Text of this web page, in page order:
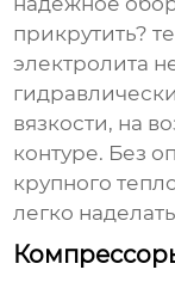
прикрутить?
электролита
вязкости, на
контуре. Без
крупного
легко